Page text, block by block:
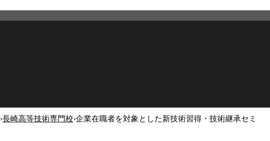
›長崎高等技術専門校›企業在職者を対象とした新技術習得・技術継承セミ